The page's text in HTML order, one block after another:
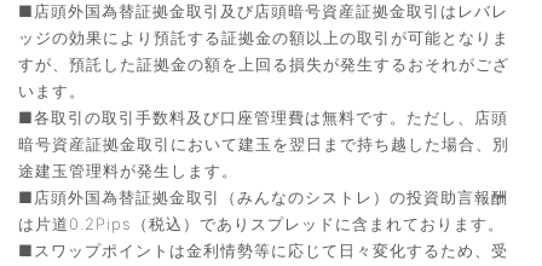
■店頭外国為替証拠金取引及び店頭暗号資産証拠金取引はレバレ
ッジの効果により預託する証拠金の額以上の取引が可能となりま
すが、預託した証拠金の額を上回る損失が発生するおそれがござ
います。
■各取引の取引手数料及び口座管理費は無料です。ただし、店頭
暗号資産証拠金取引において建玉を翌日まで持ち越した場合、別
途建玉管理料が発生します。
■店頭外国為替証拠金取引（みんなのシストレ）の投資助言報酬
は片道0.2Pips（税込）でありスプレッドに含まれております。
■スワップポイントは金利情勢等に応じて日々変化するため、受